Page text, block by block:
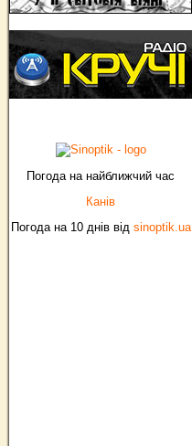
Погода на найближчий час
Канів
Погода на 10 днів від sinoptik.ua